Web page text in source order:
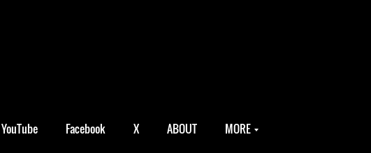
YouTube Facebook X ABOUT MORE